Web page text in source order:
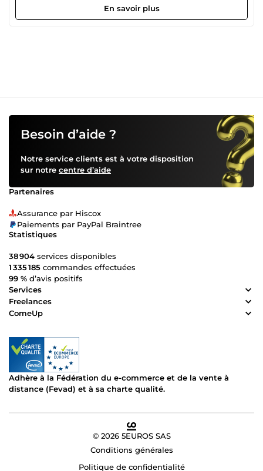
clés :Saisie, tri et nettoyage de données sur Excel et Google
Sheets. Recherche d'informations ciblées sur le web
En savoir plus
Besoin d’aide ?
Notre service clients est à votre disposition
sur notre centre d’aide
Partenaires
Assurance par Hiscox
Paiements par PayPal Braintree
Statistiques
38 904 services disponibles
1 335 185 commandes effectuées
99 % d’avis positifs
Services
Freelances
ComeUp
Adhère à la Fédération du e-commerce et de la vente à
distance (Fevad) et à sa charte qualité.
© 2026 5EUROS SAS
Conditions générales
Politique de confidentialité